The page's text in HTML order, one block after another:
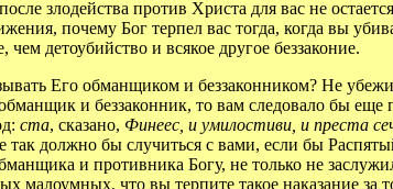
злодейства против Христа для вас не
почему Бог терпел вас тогда, когда вы
детоубийство и всякое другое беззаконие.
Его обманщиком и беззаконником? Не
и беззаконник, то вам следовало бы
ста, сказано, Финеес, и умилостиви, и преста
должно бы случиться с вами, если бы
и противника Богу, не только не
малоумных, что вы терпите такое наказание